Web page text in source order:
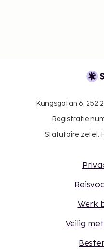
Gasten kunnen
welkom (LGBTI+-
Kungsgatan 6, 252
Registratie
Statutaire zetel:
Werk
Veilig